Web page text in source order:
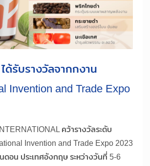
ด้รับรางวัลจากกงาน
Invention and Trade Expo
คว้ารางวัลระดับ
Invention and Trade Expo 2023
อน ประเทศอังกฤษ ระหว่างวันที่ 5-6